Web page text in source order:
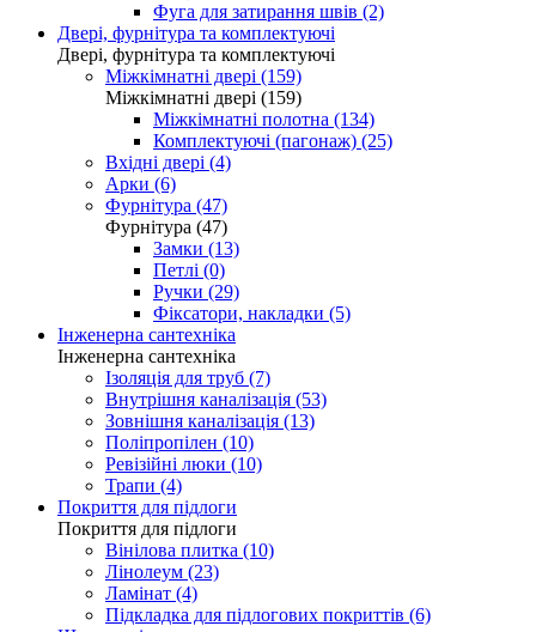
Фуга для затирання швів (2)
Двері, фурнітура та комплектуючі
Двері, фурнітура та комплектуючі
Міжкімнатні двері (159)
Міжкімнатні двері (159)
Міжкімнатні полотна (134)
Комплектуючі (пагонаж) (25)
Вхідні двері (4)
Арки (6)
Фурнітура (47)
Фурнітура (47)
Замки (13)
Петлі (0)
Ручки (29)
Фіксатори, накладки (5)
Інженерна сантехніка
Інженерна сантехніка
Ізоляція для труб (7)
Внутрішня каналізація (53)
Зовнішня каналізація (13)
Поліпропілен (10)
Ревізійні люки (10)
Трапи (4)
Покриття для підлоги
Покриття для підлоги
Вінілова плитка (10)
Лінолеум (23)
Ламінат (4)
Підкладка для підлогових покриттів (6)